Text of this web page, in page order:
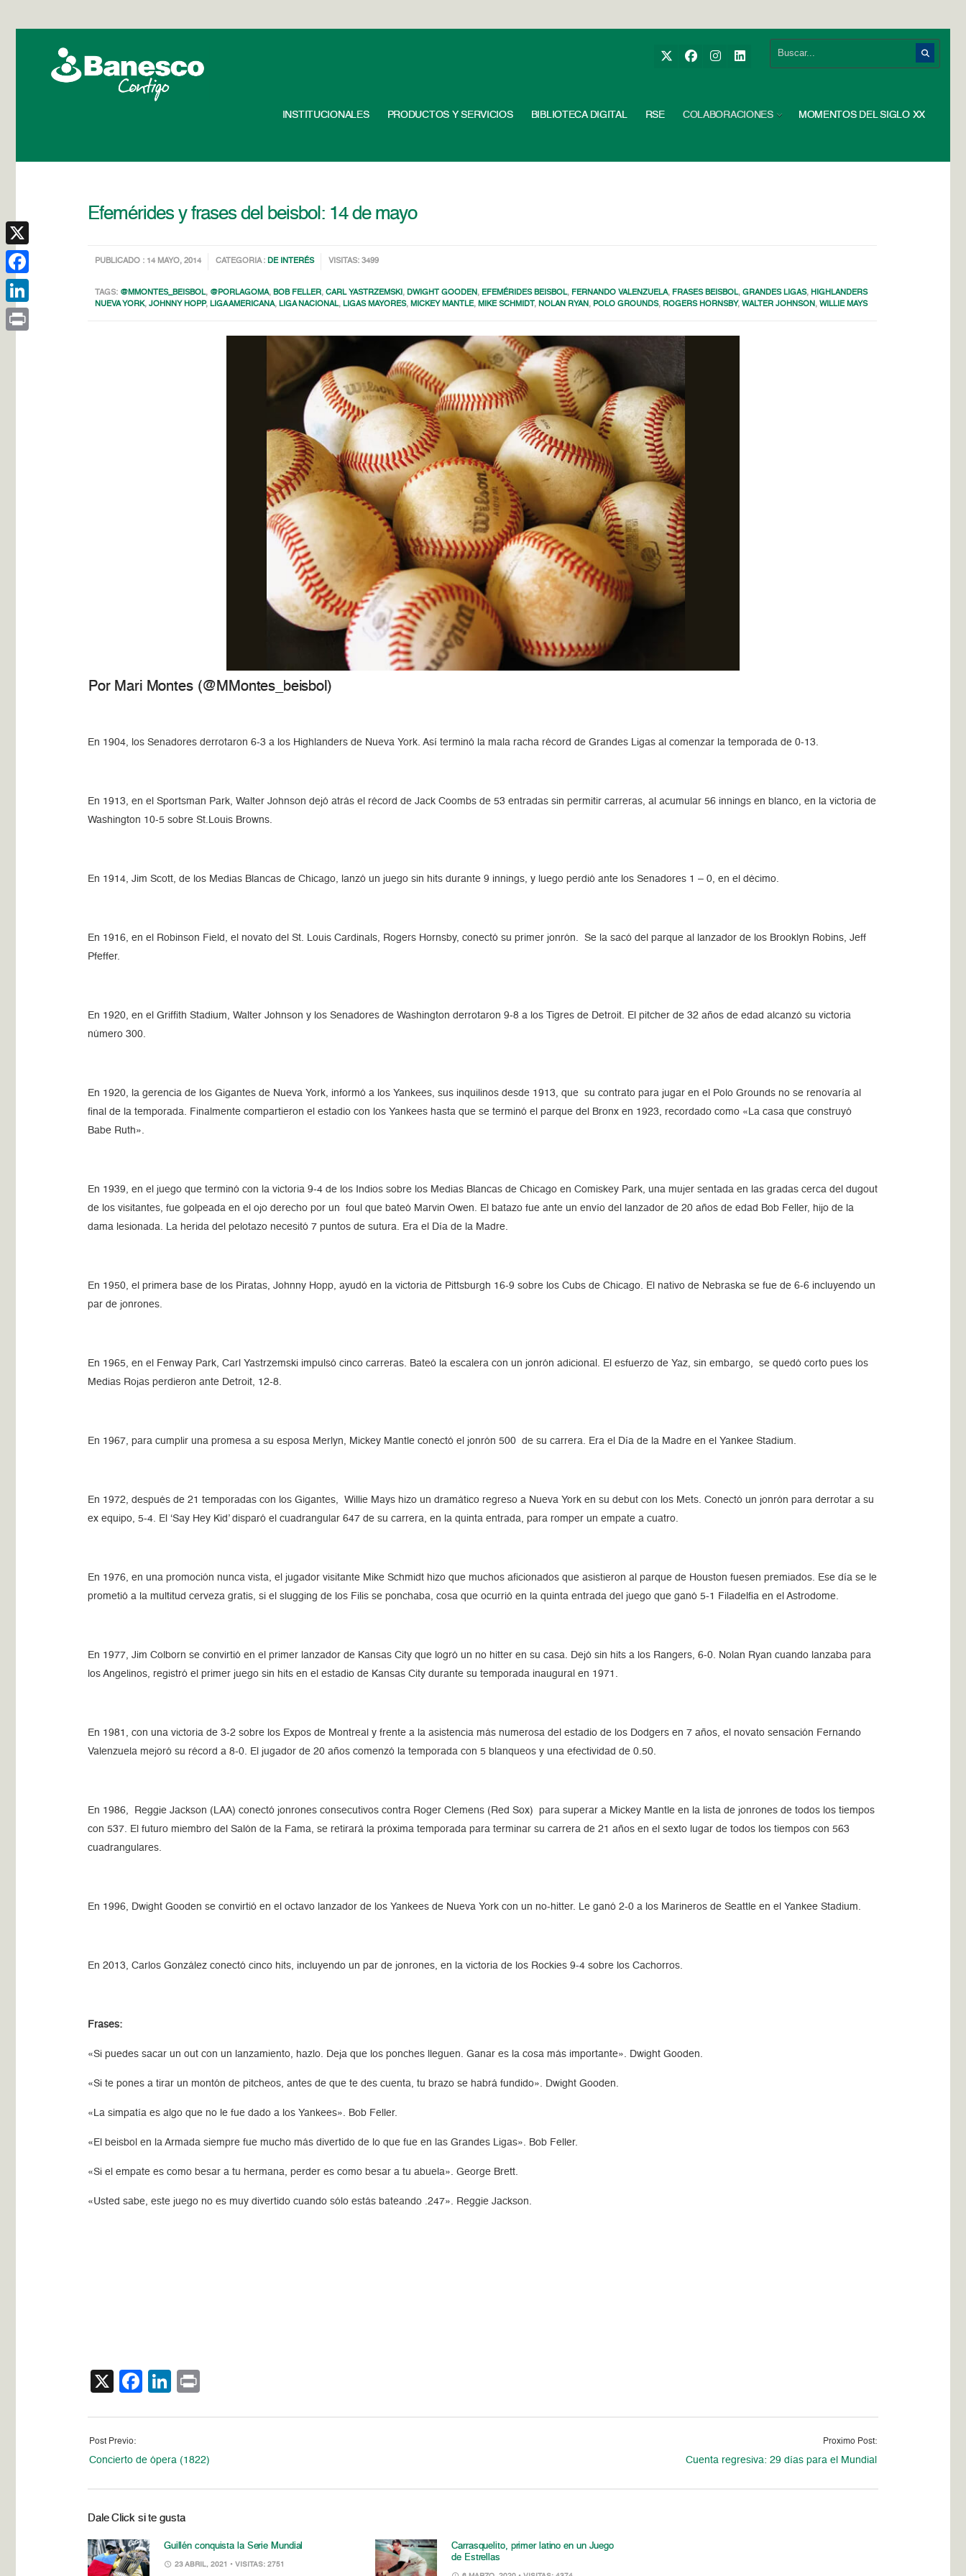
INSTITUCIONALES PRODUCTOS Y SERVICIOS BIBLIOTECA DIGITAL RSE COLABORACIONES MOMENTOS DEL SIGLO XX
Efemérides y frases del beisbol: 14 de mayo
PUBLICADO : 14 MAYO, 2014 CATEGORIA : DE INTERÉS VISITAS: 3499
TAGS: @MMONTES_BEISBOL, @PORLAGOMA, BOB FELLER,CARL YASTRZEMSKI , DWIGHT GOODEN , EFEMÉRIDES BEISBOL, FERNANDO VALENZUELA, FRASES BEISBOL,GRANDES LIGAS, HIGHLANDERS
NUEVA YORK,JOHNNY HOPP, LIGA AMERICANA, LIGA NACIONAL, LIGAS MAYORES, MICKEY MANTLE, MIKE SCHMIDT , NOLAN RYAN , POLO GROUNDS, ROGERS HORNSBY,WALTER JOHNSON ,WILLIE MAYS
Por Mari Montes (@MMontes_beisbol)
En 1904, los Senadores derrotaron 6-3 a los Highlanders de Nueva York. Así terminó la mala racha récord de Grandes Ligas al comenzar la temporada de 0-13.
En 1913, en el Sportsman Park, Walter Johnson dejó atrás el récord de Jack Coombs de 53 entradas sin permitir carreras, al acumular 56 innings en blanco, en la victoria de
Washington 10-5 sobre St.Louis Browns.
En 1914, Jim Scott, de los Medias Blancas de Chicago, lanzó un juego sin hits durante 9 innings, y luego perdió ante los Senadores 1 – 0, en el décimo.
En 1916, en el Robinson Field, el novato del St. Louis Cardinals, Rogers Hornsby, conectó su primer jonrón. Se la sacó del parque al lanzador de los Brooklyn Robins, Jeff
Pfeffer.
En 1920, en el Griffith Stadium, Walter Johnson y los Senadores de Washington derrotaron 9-8 a los Tigres de Detroit. El pitcher de 32 años de edad alcanzó su victoria
número 300.
En 1920, la gerencia de los Gigantes de Nueva York, informó a los Yankees, sus inquilinos desde 1913, que su contrato para jugar en el Polo Grounds no se renovaría al
final de la temporada. Finalmente compartieron el estadio con los Yankees hasta que se terminó el parque del Bronx en 1923, recordado como «La casa que construyó
Babe Ruth».
En 1939, en el juego que terminó con la victoria 9-4 de los Indios sobre los Medias Blancas de Chicago en Comiskey Park, una mujer sentada en las gradas cerca del dugout
de los visitantes, fue golpeada en el ojo derecho por un foul que bateó Marvin Owen. El batazo fue ante un envío del lanzador de 20 años de edad Bob Feller, hijo de la
dama lesionada. La herida del pelotazo necesitó 7 puntos de sutura. Era el Día de la Madre.
En 1950, el primera base de los Piratas, Johnny Hopp, ayudó en la victoria de Pittsburgh 16-9 sobre los Cubs de Chicago. El nativo de Nebraska se fue de 6-6 incluyendo un
par de jonrones.
En 1965, en el Fenway Park, Carl Yastrzemski impulsó cinco carreras. Bateó la escalera con un jonrón adicional. El esfuerzo de Yaz, sin embargo, se quedó corto pues los
Medias Rojas perdieron ante Detroit, 12-8.
En 1967, para cumplir una promesa a su esposa Merlyn, Mickey Mantle conectó el jonrón 500 de su carrera. Era el Día de la Madre en el Yankee Stadium.
En 1972, después de 21 temporadas con los Gigantes, Willie Mays hizo un dramático regreso a Nueva York en su debut con los Mets. Conectó un jonrón para derrotar a su
ex equipo, 5-4. El ‘Say Hey Kid’ disparó el cuadrangular 647 de su carrera, en la quinta entrada, para romper un empate a cuatro.
En 1976, en una promoción nunca vista, el jugador visitante Mike Schmidt hizo que muchos aficionados que asistieron al parque de Houston fuesen premiados. Ese día se le
prometió a la multitud cerveza gratis, si el slugging de los Filis se ponchaba, cosa que ocurrió en la quinta entrada del juego que ganó 5-1 Filadelfia en el Astrodome.
En 1977, Jim Colborn se convirtió en el primer lanzador de Kansas City que logró un no hitter en su casa. Dejó sin hits a los Rangers, 6-0. Nolan Ryan cuando lanzaba para
los Angelinos, registró el primer juego sin hits en el estadio de Kansas City durante su temporada inaugural en 1971.
En 1981, con una victoria de 3-2 sobre los Expos de Montreal y frente a la asistencia más numerosa del estadio de los Dodgers en 7 años, el novato sensación Fernando
Valenzuela mejoró su récord a 8-0. El jugador de 20 años comenzó la temporada con 5 blanqueos y una efectividad de 0.50.
En 1986, Reggie Jackson (LAA) conectó jonrones consecutivos contra Roger Clemens (Red Sox) para superar a Mickey Mantle en la lista de jonrones de todos los tiempos
con 537. El futuro miembro del Salón de la Fama, se retirará la próxima temporada para terminar su carrera de 21 años en el sexto lugar de todos los tiempos con 563
cuadrangulares.
En 1996, Dwight Gooden se convirtió en el octavo lanzador de los Yankees de Nueva York con un no-hitter. Le ganó 2-0 a los Marineros de Seattle en el Yankee Stadium.
En 2013, Carlos González conectó cinco hits, incluyendo un par de jonrones, en la victoria de los Rockies 9-4 sobre los Cachorros.
Frases:
«Si puedes sacar un out con un lanzamiento, hazlo. Deja que los ponches lleguen. Ganar es la cosa más importante». Dwight Gooden.
«Si te pones a tirar un montón de pitcheos, antes de que te des cuenta, tu brazo se habrá fundido». Dwight Gooden.
«La simpatía es algo que no le fue dado a los Yankees». Bob Feller.
«El beisbol en la Armada siempre fue mucho más divertido de lo que fue en las Grandes Ligas». Bob Feller.
«Si el empate es como besar a tu hermana, perder es como besar a tu abuela». George Brett.
«Usted sabe, este juego no es muy divertido cuando sólo estás bateando .247». Reggie Jackson.
X Facebook
LinkedIn
Post Previo:
Concierto de ópera (1822)
Proximo Post:
Cuenta regresiva: 29 días para el Mundial
Dale Click si te gusta
Guillén conquista la Serie Mundial
23 ABRIL, 2021 • VISITAS: 2751
Carrasquelito, primer latino en un Juego
de Estrellas
X
Facebook
LinkedIn